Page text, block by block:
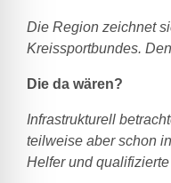
Die Region zeichnet
Kreissportbundes.
Die da wären?
Infrastrukturell
teilweise aber schon
Helfer und